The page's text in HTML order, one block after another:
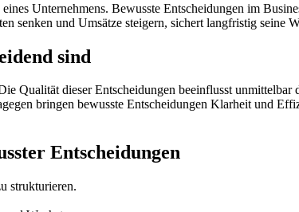
Unternehmens. Bewusste Entscheidungen im
senken und Umsätze steigern, sichert langfristig seine
sind
Qualität dieser Entscheidungen beeinflusst
bringen bewusste Entscheidungen Klarheit und
Entscheidungen
strukturieren.